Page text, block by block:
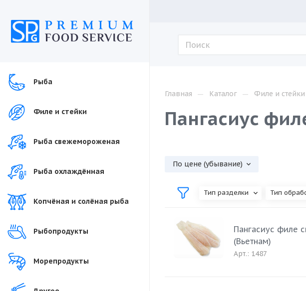
Рыба
Филе и стейки
Рыба свежемороженая
Рыба охлаждённая
Копчёная и солёная рыба
Рыбопродукты
Морепродукты
Главная — Каталог — Филе и стейки
Пангасиус
По цене (убывание)
Тип разделки Тип
Пангасиус филе
(Вьетнам)
Арт.: 1487